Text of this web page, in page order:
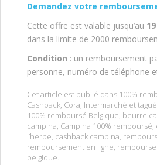
Demandez votre
Cette offre est valable jusqu’au
dans la limite de 2000
Condition : un remboursement
personne, numéro de téléphone
Cet article est publié dans 100%
Cashback, Cora, Intermarché et
100% remboursé Belgique, beurre
campina, Campina 100% remboursé,
l’herbe, cashback campina,
remboursement en ligne,
belgique.